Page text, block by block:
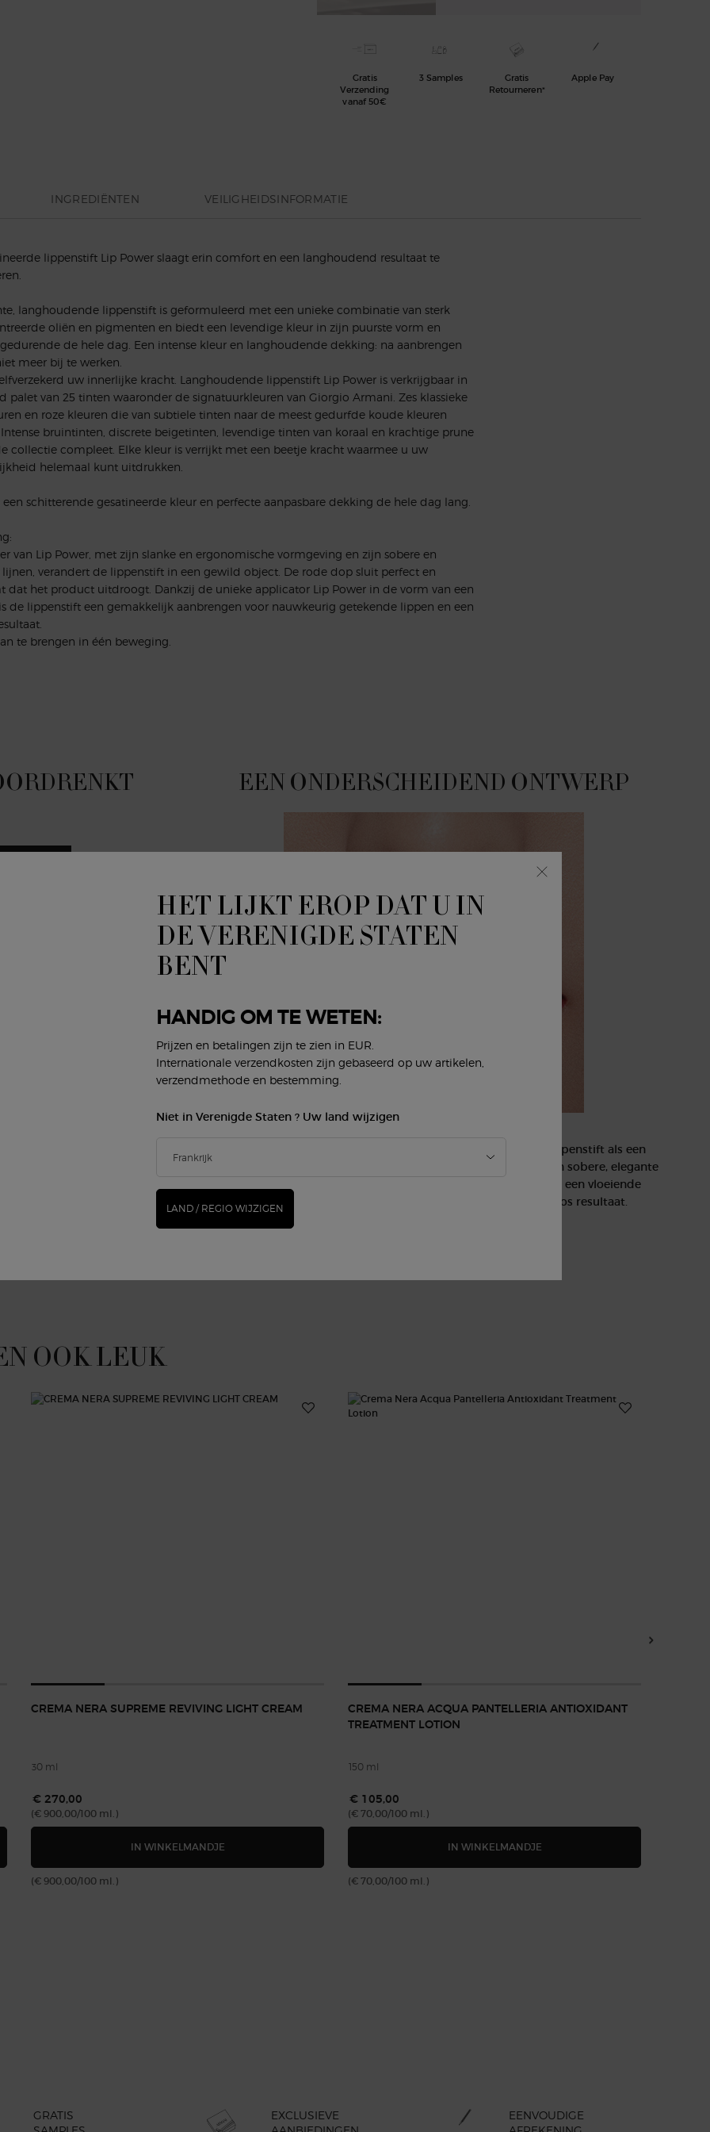
Gratis
Verzending
vanaf 50€
3 Samples
Gratis
Retourneren*
Apple Pay
INGREDIËNTEN VEILIGHEIDSINFORMATIE
lippenstift Lip Power slaagt erin comfort en een langhoudend resultaat te
langhoudende lippenstift is geformuleerd met een unieke combinatie van sterk
oliën en pigmenten en biedt een levendige kleur in zijn puurste vorm en
de hele dag. Een intense kleur en langhoudende dekking: na aanbrengen
meer bij te werken.
uw innerlijke kracht. Langhoudende lippenstift Lip Power is verkrijgbaar in
palet van 25 tinten waaronder de signatuurkleuren van Giorgio Armani. Zes klassieke
en roze kleuren die van subtiele tinten naar de meest gedurfde koude kleuren
Intense bruintinten, discrete beigetinten, levendige tinten van koraal en krachtige prune
collectie compleet. Elke kleur is verrijkt met een beetje kracht waarmee u uw
helemaal kunt uitdrukken.
een schitterende gesatineerde kleur en perfecte aanpasbare dekking de hele dag lang.
van Lip Power, met zijn slanke en ergonomische vormgeving en zijn sobere en
lijnen, verandert de lippenstift in een gewild object. De rode dop sluit perfect en
dat het product uitdroogt. Dankzij de unieke applicator Lip Power in de vorm van een
de lippenstift een gemakkelijk aanbrengen voor nauwkeurig getekende lippen en een
te brengen in één beweging.
Giorgio Armani
een druppel kracht voor
EEN ONDERSCHEIDEND ONTWERP
De elegante verpakking van Lip Power herinterpreteert de lippenstift als een
begeerlijk designobject, met zijn slanke, ergonomische vorm en sobere, elegante
lijnen. De unieke druppelvormige bullet van Lip Power biedt een vloeiende
applicatie en een nauwkeurige lipcontour voor een foutloos resultaat.
OOK LEUK
CREMA NERA SUPREME REVIVING LIGHT CREAM
30 ml
€ 270,00
(€ 900,00/100 ml.)
IN WINKELMANDJE CREMA NERA SUPREME REVIVING LIGHT CREAM
(€ 900,00/100 ml.)
CREMA NERA ACQUA PANTELLERIA ANTIOXIDANT
TREATMENT LOTION
150 ml
€ 105,00
(€ 70,00/100 ml.)
IN WINKELMANDJE
(€ 70,00/100 ml.)
GRATIS
EXCLUSIEVE
EENVOUDIGE
HET LIJKT EROP DAT U IN
DE VERENIGDE STATEN
BENT
HANDIG OM TE WETEN:
Prijzen en betalingen zijn te zien in EUR.
Internationale verzendkosten zijn gebaseerd op uw artikelen,
verzendmethode en bestemming.
Niet in Verenigde Staten ? Uw land wijzigen
LAND / REGIO WIJZIGEN